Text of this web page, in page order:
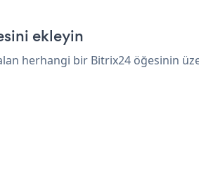
ekleyin
herhangi bir Bitrix24 öğesinin